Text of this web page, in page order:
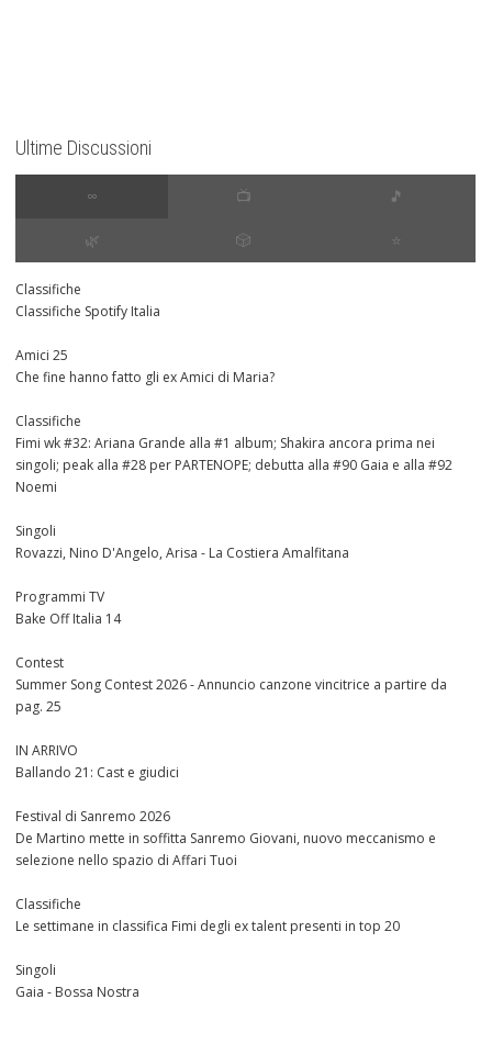
Ultime Discussioni
∞ 📺 🎵
🌿 🎲 ⭐️
Classifiche
Classifiche Spotify Italia
Amici 25
Che fine hanno fatto gli ex Amici di Maria?
Classifiche
Fimi wk #32: Ariana Grande alla #1 album; Shakira ancora prima nei
singoli; peak alla #28 per PARTENOPE; debutta alla #90 Gaia e alla #92
Noemi
Singoli
Rovazzi, Nino D'Angelo, Arisa - La Costiera Amalfitana
Programmi TV
Bake Off Italia 14
Contest
Summer Song Contest 2026 - Annuncio canzone vincitrice a partire da
pag. 25
IN ARRIVO
Ballando 21: Cast e giudici
Festival di Sanremo 2026
De Martino mette in soffitta Sanremo Giovani, nuovo meccanismo e
selezione nello spazio di Affari Tuoi
Classifiche
Le settimane in classifica Fimi degli ex talent presenti in top 20
Singoli
Gaia - Bossa Nostra